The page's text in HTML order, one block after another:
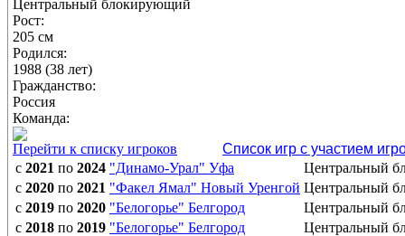
Центральный блокирующий
Рост:
205 см
Родился:
1988 (38 лет)
Гражданство:
Россия
Команда:
Перейти к списку игроков
Список игр с участием
с 2021 по 2024 "Динамо-Урал" Уфа
Центральный
с 2020 по 2021 "Факел Ямал" Новый Уренгой Центральный
с 2019 по 2020 "Белогорье" Белгород
Центральный
с 2018 по 2019 "Белогорье" Белгород
Центральный